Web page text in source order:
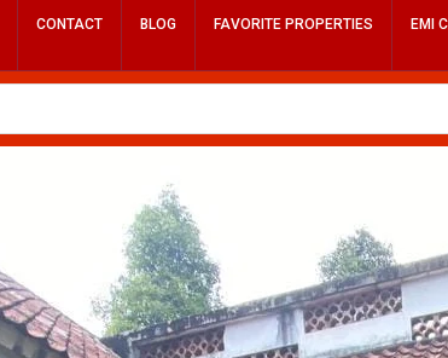
CONTACT BLOG FAVORITE PROPERTIES EMI